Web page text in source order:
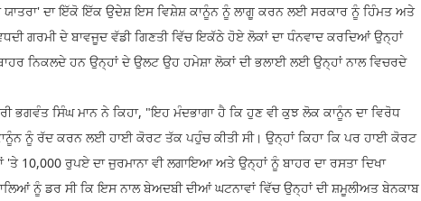
ਯਾਤਰਾ' ਦਾ ਇੱਕੋ ਇੱਕ ਉਦੇਸ਼ ਇਸ ਵਿਸ਼ੇਸ਼ ਕਾਨੂੰਨ ਨੂੰ ਲਾਗੂ ਕਰਨ ਲਈ ਸਰਕਾਰ ਨੂੰ ਹਿੰਮਤ ਅਤੇ
ਗਰਮੀ ਦੇ ਬਾਵਜੂਦ ਵੱਡੀ ਗਿਣਤੀ ਵਿੱਚ ਇਕੱਠੇ ਹੋਏ ਲੋਕਾਂ ਦਾ ਧੰਨਵਾਦ ਕਰਦਿਆਂ ਉਨ੍ਹਾਂ
ਨਿਕਲਦੇ ਹਨ ਉਨ੍ਹਾਂ ਦੇ ਉਲਟ ਉਹ ਹਮੇਸ਼ਾ ਲੋਕਾਂ ਦੀ ਭਲਾਈ ਲਈ ਉਨ੍ਹਾਂ ਨਾਲ ਵਿਚਰਦੇ
ਭਗਵੰਤ ਸਿੰਘ ਮਾਨ ਨੇ ਕਿਹਾ, "ਇਹ ਮੰਦਭਾਗਾ ਹੈ ਕਿ ਹੁਣ ਵੀ ਕੁਝ ਲੋਕ ਕਾਨੂੰਨ ਦਾ ਵਿਰੋਧ
ਨੂੰ ਰੱਦ ਕਰਨ ਲਈ ਹਾਈ ਕੋਰਟ ਤੱਕ ਪਹੁੰਚ ਕੀਤੀ ਸੀ। ਉਨ੍ਹਾਂ ਕਿਹਾ ਕਿ ਪਰ ਹਾਈ ਕੋਰਟ
10,000 ਰੁਪਏ ਦਾ ਜੁਰਮਾਨਾ ਵੀ ਲਗਾਇਆ ਅਤੇ ਉਨ੍ਹਾਂ ਨੂੰ ਬਾਹਰ ਦਾ ਰਸਤਾ ਦਿਖਾ
ਨੂੰ ਡਰ ਸੀ ਕਿ ਇਸ ਨਾਲ ਬੇਅਦਬੀ ਦੀਆਂ ਘਟਨਾਵਾਂ ਵਿੱਚ ਉਨ੍ਹਾਂ ਦੀ ਸ਼ਮੂਲੀਅਤ ਬੇਨਕਾਬ